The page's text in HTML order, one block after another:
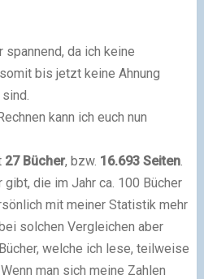
da ich keine
bis jetzt keine Ahnung
kann ich euch nun
27 Bücher, bzw. 16.693 Seiten.
die im Jahr ca. 100 Bücher
mit meiner Statistik mehr
solchen Vergleichen aber
welche ich lese, teilweise
man sich meine Zahlen